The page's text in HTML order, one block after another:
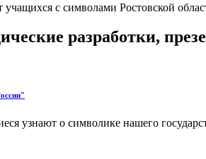
с символами Ростовской
разработки,
узнают о символике нашего